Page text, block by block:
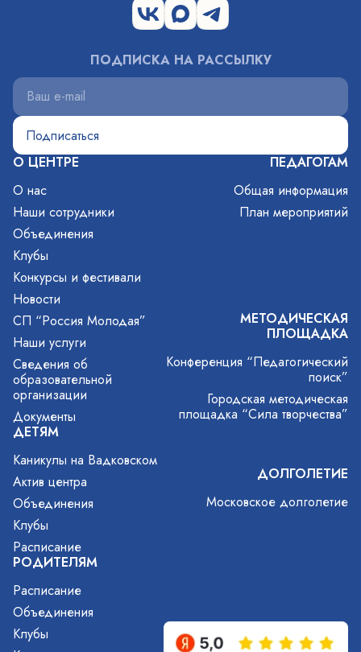
О ЦЕНТРЕ
О нас
Наши сотрудники
Объединения
Клубы
Конкурсы и фестивали
Новости
СП “Россия Молодая”
Наши услуги
Сведения об
образовательной
организации
Документы
ДЕТЯМ
Каникулы на Вадковском
Актив центра
Объединения
Клубы
Расписание
РОДИТЕЛЯМ
Расписание
Объединения
Клубы
ПЕДАГОГАМ
Общая информация
План мероприятий
МЕТОДИЧЕСКАЯ
ПЛОЩАДКА
Конференция “Педагогический
поиск”
Городская методическая
площадка “Сила творчества”
ДОЛГОЛЕТИЕ
Московское долголетие
ПОДПИСКА НА РАССЫЛКУ